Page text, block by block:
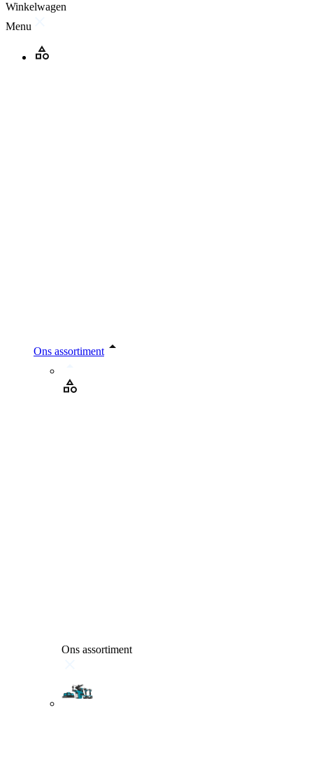
Winkelwagen
Menu
Ons assortiment
Ons assortiment